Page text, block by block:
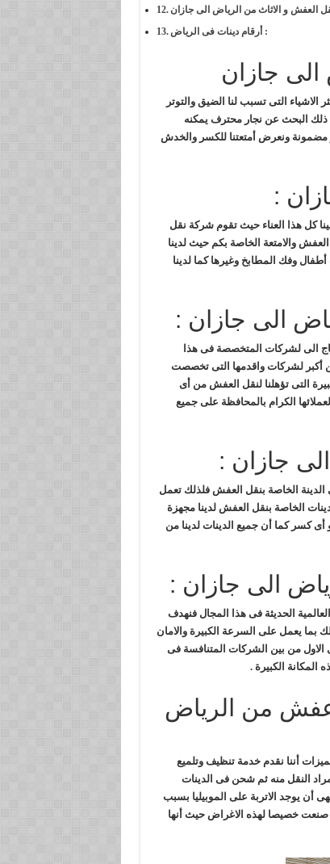
أرقام دينات فى الرياض :
جازان
الاشياء التى تسبب لنا الضيق والتوتر
ذلك البحث عن نجار محترف يمكنه
مضمونة ونعرض أمتعتنا للكسر والخدش
:
كل هذا العناء حيث تقوم شركة نقل
والامتعة الخاصة بكم حيث لدينا
وفك المطابخ وغيرها كما لدينا
الى جازان :
الى لشركات المتخصصة فى هذا
لشركات واقدمها التى تخصصت
التى تؤهلنا لنقل العفش من أى
الكرام بالمحافظة على جميع
جازان :
الخاصة بنقل العفش فلذلك تعمل
الخاصة بنقل العفش لدينا مجهزة
كسر كما أن جميع الدينات لدينا من
الى جازان :
الحديثة فى هذا المجال فنهدف
بما يعمل على السرعة الكبيرة والامان
من بين الشركات المتنافسة فى
المكانة الكبيرة .
عفش من الرياض
أننا نقدم خدمة تنظيف وتلميع
النقل منه ثم شحن فى الدينات
أن يوجد الاتربة على الموبيليا بسبب
صنعت خصيصا لهذه الاغراض حيث أنها